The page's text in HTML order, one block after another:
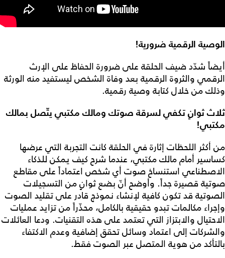
الوصية الرقمية ضرورية!
أيضاً شدّد ضيف الحلقة على ضرورة الحفاظ على الإرث
الرقمي والثروة الرقمية بعد وفاة الشخص ليستفيد منه الورثة
وذلك من خلال كتابة وصية رقمية.
ثلاث ثوانٍ تكفي لسرقة صوتك ومالك مكتبي يتّصل بمالك
مكتبي!
من أكثر اللحظات إثارة في الحلقة كانت التجربة التي عرضها
كساسير أمام مالك مكتبي، عندما شرح كيف يمكن للذكاء
الاصطناعي استنساخ صوت أي شخص اعتماداً على مقاطع
صوتية قصيرة جداً. وأوضح أنّ بضع ثوانٍ من التسجيلات
الصوتية قد تكون كافية لإنشاء نموذج قادر على تقليد الصوت
وإجراء مكالمات تبدو حقيقية بالكامل، محذّراً من تزايد عمليات
الاحتيال والابتزاز التي تعتمد على هذه التقنيات. ودعا العائلات
والشركات إلى اعتماد وسائل تحقق إضافية وعدم الاكتفاء
بالتأكد من هوية المتصل عبر الصوت فقط.